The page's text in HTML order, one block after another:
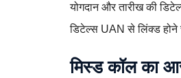
योगदान और तारीख की
डिटेल्स UAN से लिंक्ड होने
मिस्ड कॉल का